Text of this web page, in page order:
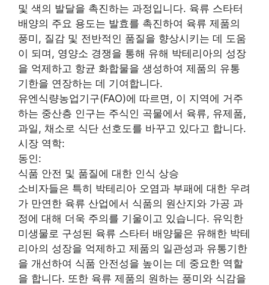
및 색의 발달을 촉진하는 과정입니다. 육류 스타터
배양의 주요 용도는 발효를 촉진하여 육류 제품의
풍미, 질감 및 전반적인 품질을 향상시키는 데 도움
이 되며, 영양소 경쟁을 통해 유해 박테리아의 성장
을 억제하고 항균 화합물을 생성하여 제품의 유통
기한을 연장하는 데 기여합니다.
유엔식량농업기구(FAO)에 따르면, 이 지역에 거주
하는 중산층 인구는 주식인 곡물에서 육류, 유제품,
과일, 채소로 식단 선호도를 바꾸고 있다고 합니다.
시장 역학:
동인:
식품 안전 및 품질에 대한 인식 상승
소비자들은 특히 박테리아 오염과 부패에 대한 우려
가 만연한 육류 산업에서 식품의 원산지와 가공 과
정에 대해 더욱 주의를 기울이고 있습니다. 유익한
미생물로 구성된 육류 스타터 배양물은 유해한 박테
리아의 성장을 억제하고 제품의 일관성과 유통기한
을 개선하여 식품 안전성을 높이는 데 중요한 역할
을 합니다. 또한 육류 제품의 원하는 풍미와 식감을